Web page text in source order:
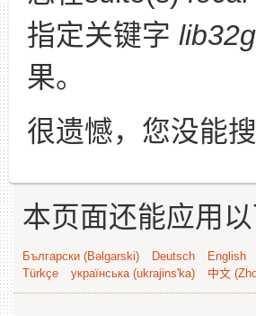
指定关键字
果。
很遗憾，您没能
本页面还能应用
Български (Bəlgarski) Deutsch English
Türkçe
українська (ukrajins'ka) 中文